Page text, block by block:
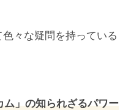
々な疑問を持っている
ム」の知られざるパワー